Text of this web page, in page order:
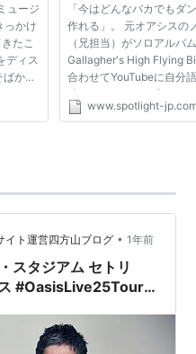
クスはエイズにでもか
年）→ 「デーモンとア
い」
けで、音楽は大したこ
、分かってたけど、ク
）*2
ンド」（あオリンピッ
パフォーマンスした弟
属するBeady Eyeに対し
ュージ
っかけ
たこ
ディス
かげ
みた
「今はどんなバカでもダ
作れる」。 元オアシスの
（兄担当）がソロアルバ
Gallagher's High Flying
合わせてYouTubeに自分
稿していて、その中のひ
ジックをこき下ろしてい
www.spotlight-
イト運営四方山ブログ • 1年前
スタジアム セトリ
#OasisLive25Tour